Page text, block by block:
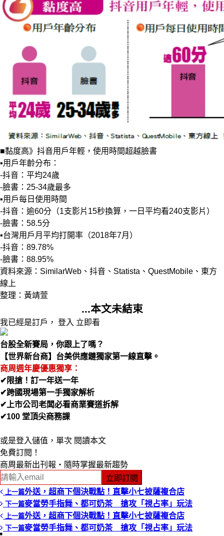
■黏度高》抖音用戶年輕，使用時間超越臉書
▪用戶年齡分布：
-抖音：平均24歲
-臉書：25-34歲最多
▪用戶每日使用時間
-抖音：逾60分（1支影片15秒換算，一日平均看240支影片）
-臉書：58.5分
▪台灣用戶月平均打開率（2018年7月）
-抖音：89.78%
-臉書：88.95%
資料來源：SimilarWeb、抖音、Statista、QuestMobile、東方
線上
整理：黃靖萱
...本文未結束
我已經是訂戶， 登入 立即看
台股全新賽局，你跟上了嗎？
【世界新台商】台美供應鏈獨家第一線直擊。
商周週年慶優惠獨享：
✔︎限搶！訂一年送一年
✔︎跨國現場第一手獨家解析
✔︎上市公司老闆必看商業賽道拆解
✔︎100 堂頂尖商務課
或是登入儲值，單次 閱讀本文
免費訂閱！
商周最新出刊報‧隨時掌握最新趨勢
立即訂閱
上一篇外送，超商下個決戰點！直擊小七披薩複合店
下一篇麥當勞手指舞、都可奶茶 搶攻「視占率」玩法
上一篇外送，超商下個決戰點！直擊小七披薩複合店
下一篇麥當勞手指舞、都可奶茶 搶攻「視占率」玩法